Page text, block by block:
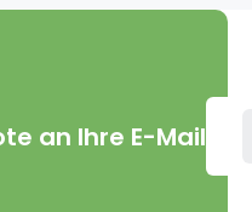
an Ihre E-Mail